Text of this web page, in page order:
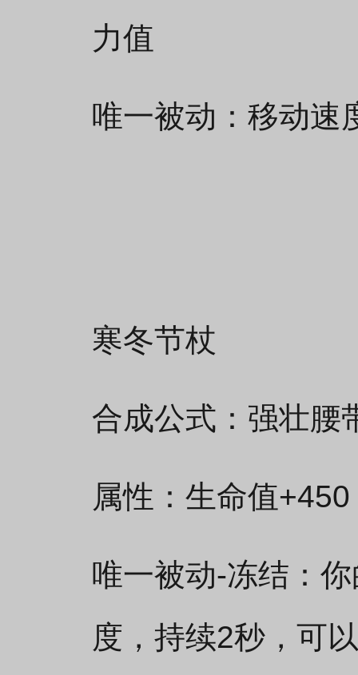
力值
唯一被动：移动速
寒冬节杖
合成公式：强壮腰
属性：生命值
唯一被动-冻结：
度，持续2秒，可